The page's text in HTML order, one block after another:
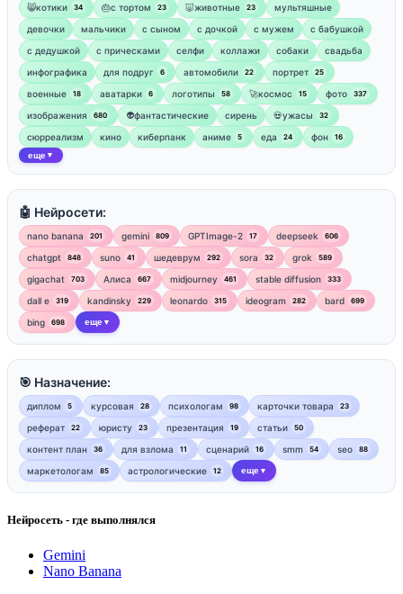
😸котики 34 🎂с тортом 23 🐷животные 23
мультяшные
девочки
мальчики с сыном с дочкой с мужем
с бабушкой
с дедушкой
с прическами селфи коллажи собаки
свадьба
инфографика
для подруг 6 автомобили 22 портрет 25
военные 18 аватарки 6 логотипы 58 🚀космос 15 фото 337
изображения 680 👽фантастические сирень 💀ужасы 32
сюрреализм кино киберпанк аниме 5 еда 24 фон 16
еще ▼
🤖 Нейросети:
nano banana 201 gemini 809 GPTImage-2 17 deepseek 606
chatgpt 848 suno 41 шедеврум 292 sora 32 grok 589
gigachat 703 Алиса 667 midjourney 461 stable diffusion 333
dall e 319 kandinsky 229 leonardo 315 ideogram 282 bard 699
bing 698 еще ▼
🎯 Назначение:
диплом 5 курсовая 28 психологам 98 карточки товара 23
реферат 22 юристу 23 презентация 19 статьи 50
контент план 36 для взлома 11 сценарий 16 smm 54 seo 88
маркетологам 85 астрологические 12 еще ▼
Нейросеть - где выполнялся
Gemini
Nano Banana